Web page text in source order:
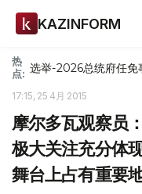
KAZINFORM
热
点: 选举-2026总统府任免
17:15, 25 4月 2015
摩尔多瓦观察员
极大关注充分体
舞台上占有重要